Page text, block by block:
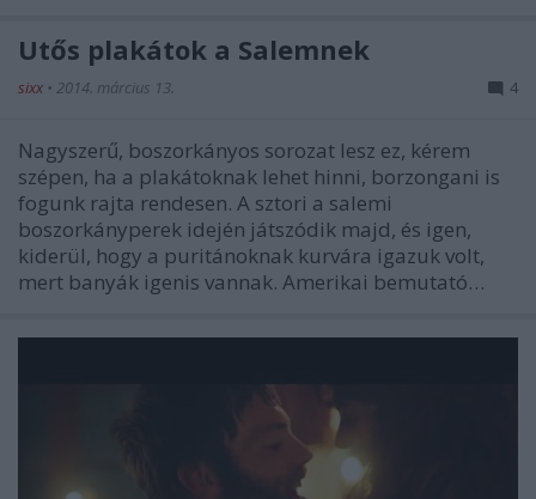
Ütős plakátok a Salemnek
sixx • 2014. március 13. 4
Nagyszerű, boszorkányos sorozat lesz ez, kérem
szépen, ha a plakátoknak lehet hinni, borzongani is
fogunk rajta rendesen. A sztori a salemi
boszorkányperek idején játszódik majd, és igen,
kiderül, hogy a puritánoknak kurvára igazuk volt,
mert banyák igenis vannak. Amerikai bemutató…